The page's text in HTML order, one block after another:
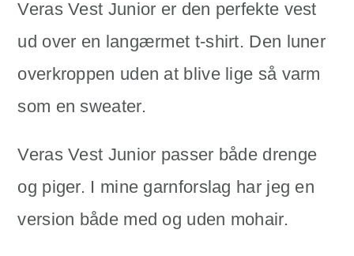
Veras Vest Junior er den perfekte vest
ud over en langærmet t-shirt. Den luner
overkroppen uden at blive lige så varm
som en sweater.
Veras Vest Junior passer både drenge
og piger. I mine garnforslag har jeg en
version både med og uden mohair.